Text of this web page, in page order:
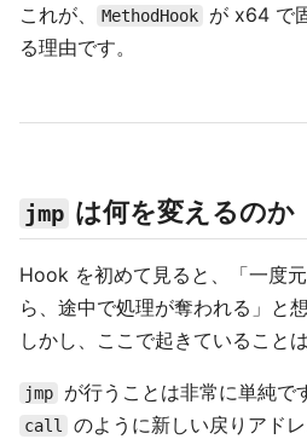
これが、 MethodHook
が x64 で
る理由です。
jmp は何を変えるのか
Hook を初めて見ると、「一度
ら、途中で処理が奪われる」と
しかし、ここで起きていること
jmp が行うことは非常に単純で
call
のように新しい戻りアド